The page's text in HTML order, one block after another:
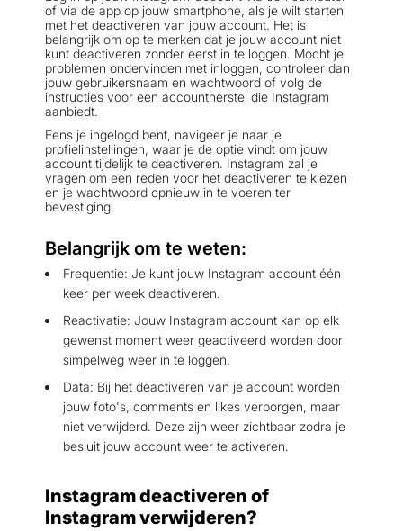
of via de app op jouw smartphone, als je wilt starten
met het deactiveren van jouw account. Het is
belangrijk om op te merken dat je jouw account niet
kunt deactiveren zonder eerst in te loggen. Mocht je
problemen ondervinden met inloggen, controleer dan
jouw gebruikersnaam en wachtwoord of volg de
instructies voor een accountherstel die Instagram
aanbiedt.
Eens je ingelogd bent, navigeer je naar je
profielinstellingen, waar je de optie vindt om jouw
account tijdelijk te deactiveren. Instagram zal je
vragen om een reden voor het deactiveren te kiezen
en je wachtwoord opnieuw in te voeren ter
bevestiging.
Belangrijk om te weten:
Frequentie: Je kunt jouw Instagram account één
keer per week deactiveren.
Reactivatie: Jouw Instagram account kan op elk
gewenst moment weer geactiveerd worden door
simpelweg weer in te loggen.
Data: Bij het deactiveren van je account worden
jouw foto's, comments en likes verborgen, maar
niet verwijderd. Deze zijn weer zichtbaar zodra je
besluit jouw account weer te activeren.
Instagram deactiveren of
Instagram verwijderen?